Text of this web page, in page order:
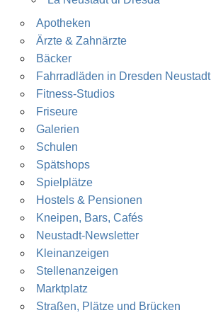
Apotheken
Ärzte & Zahnärzte
Bäcker
Fahrradläden in Dresden Neustadt
Fitness-Studios
Friseure
Galerien
Schulen
Spätshops
Spielplätze
Hostels & Pensionen
Kneipen, Bars, Cafés
Neustadt-Newsletter
Kleinanzeigen
Stellenanzeigen
Marktplatz
Straßen, Plätze und Brücken